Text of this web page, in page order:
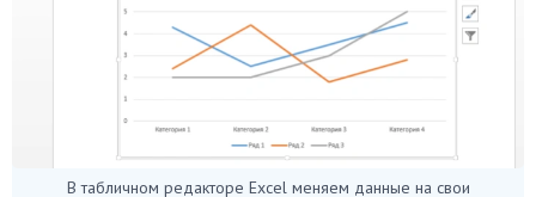
В табличном редакторе Excel меняем данные на свои